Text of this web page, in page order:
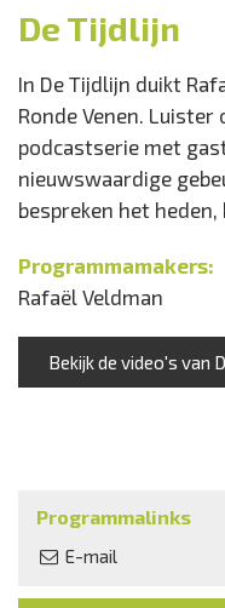
De Tijdlijn
In De Tijdlijn duikt
Ronde Venen.
podcastserie met
nieuwswaardige
bespreken het
Programmamakers:
Rafaël Veldman
Bekijk de video's van
Programmalinks
E-mail